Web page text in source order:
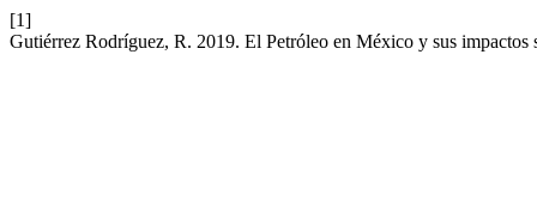
[1]
Gutiérrez Rodríguez, R. 2019. El Petróleo en México y sus